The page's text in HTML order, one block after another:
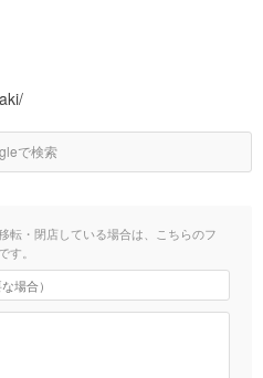
で検索
転・閉店している場合は、こちらのフ
。